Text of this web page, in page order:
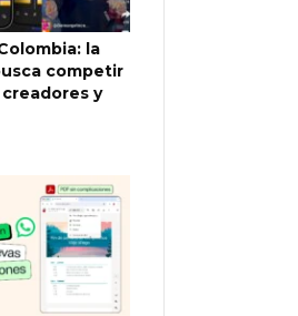
la
competir
y